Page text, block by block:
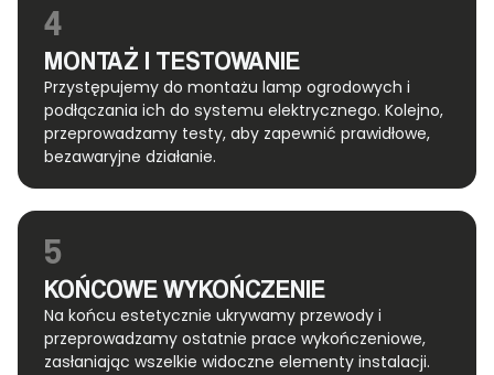
4
MONTAŻ I TESTOWANIE
Przystępujemy do montażu lamp ogrodowych i
podłączania ich do systemu elektrycznego. Kolejno,
przeprowadzamy testy, aby zapewnić prawidłowe,
bezawaryjne działanie.
5
KOŃCOWE WYKOŃCZENIE
Na końcu estetycznie ukrywamy przewody i
przeprowadzamy ostatnie prace wykończeniowe,
zasłaniając wszelkie widoczne elementy instalacji.